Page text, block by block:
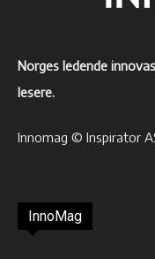
Norges ledende
lesere.
Innomag © Inspirator
InnoMag